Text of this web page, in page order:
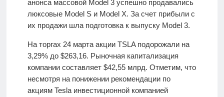
анонса массовой Model 3 успешно продавались
люксовые Model S и Model X. За счет прибыли с
их продажи шла подготовка к выпуску Model 3.
На торгах 24 марта акции TSLA подорожали на
3,29% до $263,16. Рыночная капитализация
компании составляет $42,55млрд. Отметим, что
несмотря на понижении рекомендации по
акциям Tesla инвестиционной компанией